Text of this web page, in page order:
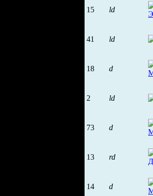
15 ld
41 ld
18 d
2 ld
73 d
13 rd
14 d